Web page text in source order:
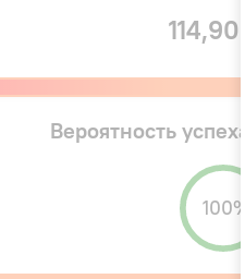
Вероятность
100%